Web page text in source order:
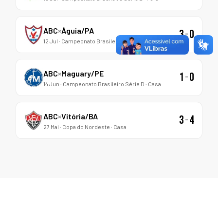
ABC×Águia/PA
12 Jul · Campeonato Brasileiro Série D · Casa 3-0
ABC×Maguary/PE
14 Jun · Campeonato Brasileiro Série D · Casa 1-0
ABC×Vitória/BA
27 Mai · Copa do Nordeste · Casa 3-4